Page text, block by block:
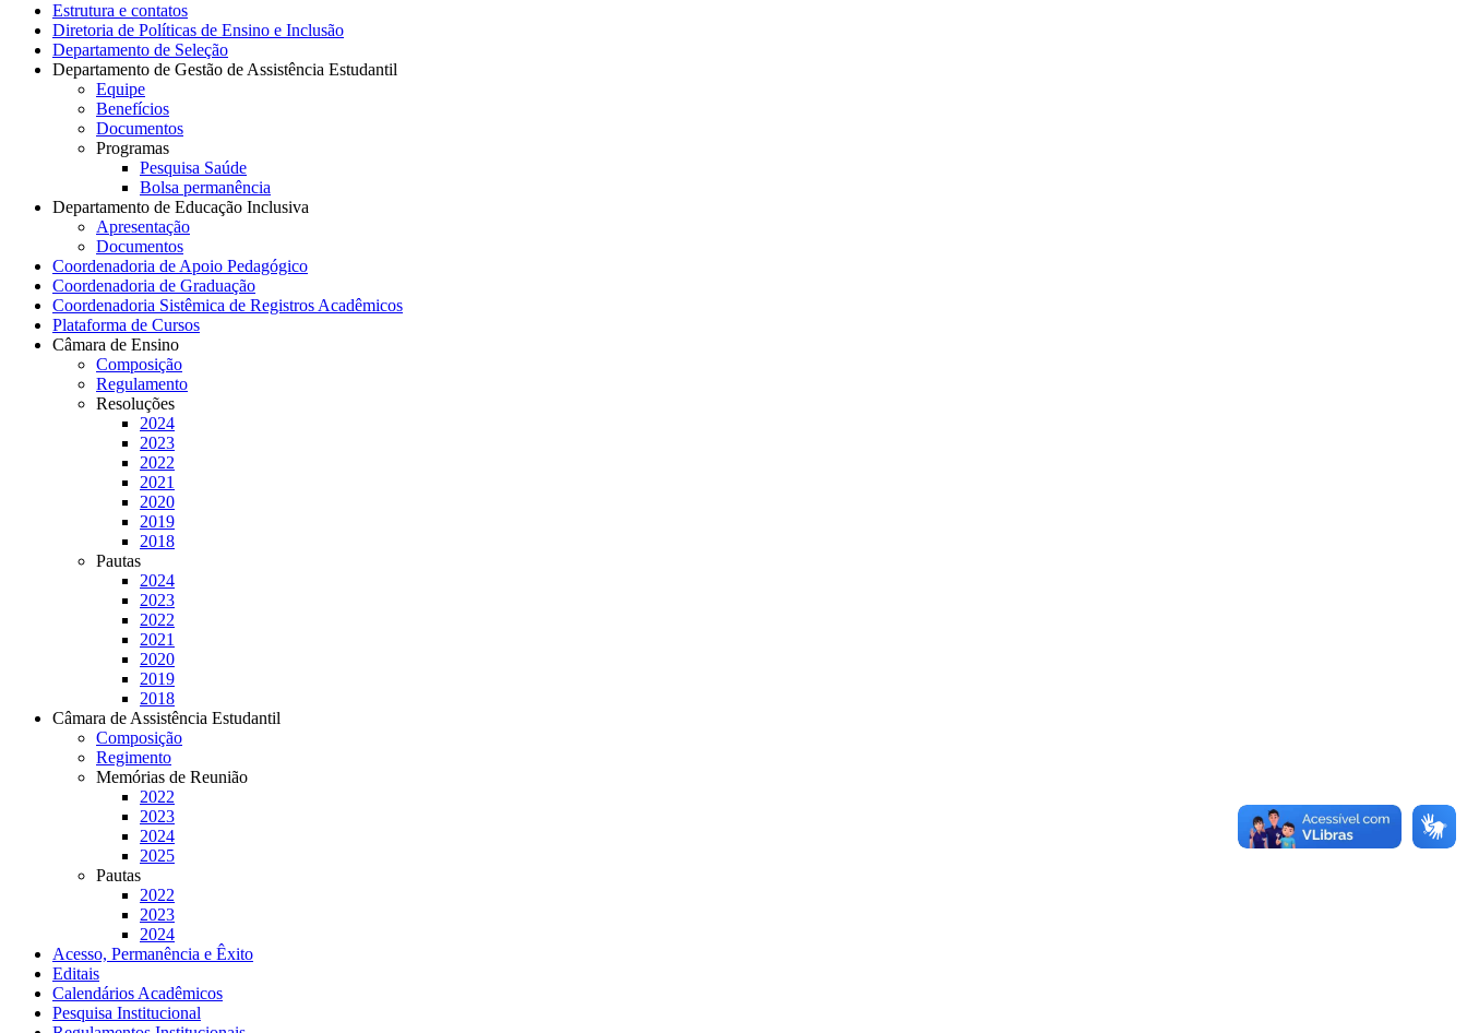
Estrutura e contatos
Diretoria de Políticas de Ensino e Inclusão
Departamento de Seleção
Departamento de Gestão de Assistência Estudantil
Equipe
Benefícios
Documentos
Programas
Pesquisa Saúde
Bolsa permanência
Departamento de Educação Inclusiva
Apresentação
Documentos
Coordenadoria de Apoio Pedagógico
Coordenadoria de Graduação
Coordenadoria Sistêmica de Registros Acadêmicos
Plataforma de Cursos
Câmara de Ensino
Composição
Regulamento
Resoluções
2024
2023
2022
2021
2020
2019
2018
Pautas
2024
2023
2022
2021
2020
2019
2018
Câmara de Assistência Estudantil
Composição
Regimento
Memórias de Reunião
2022
2023
2024
2025
Pautas
2022
2023
2024
Acesso, Permanência e Êxito
Editais
Calendários Acadêmicos
Pesquisa Institucional